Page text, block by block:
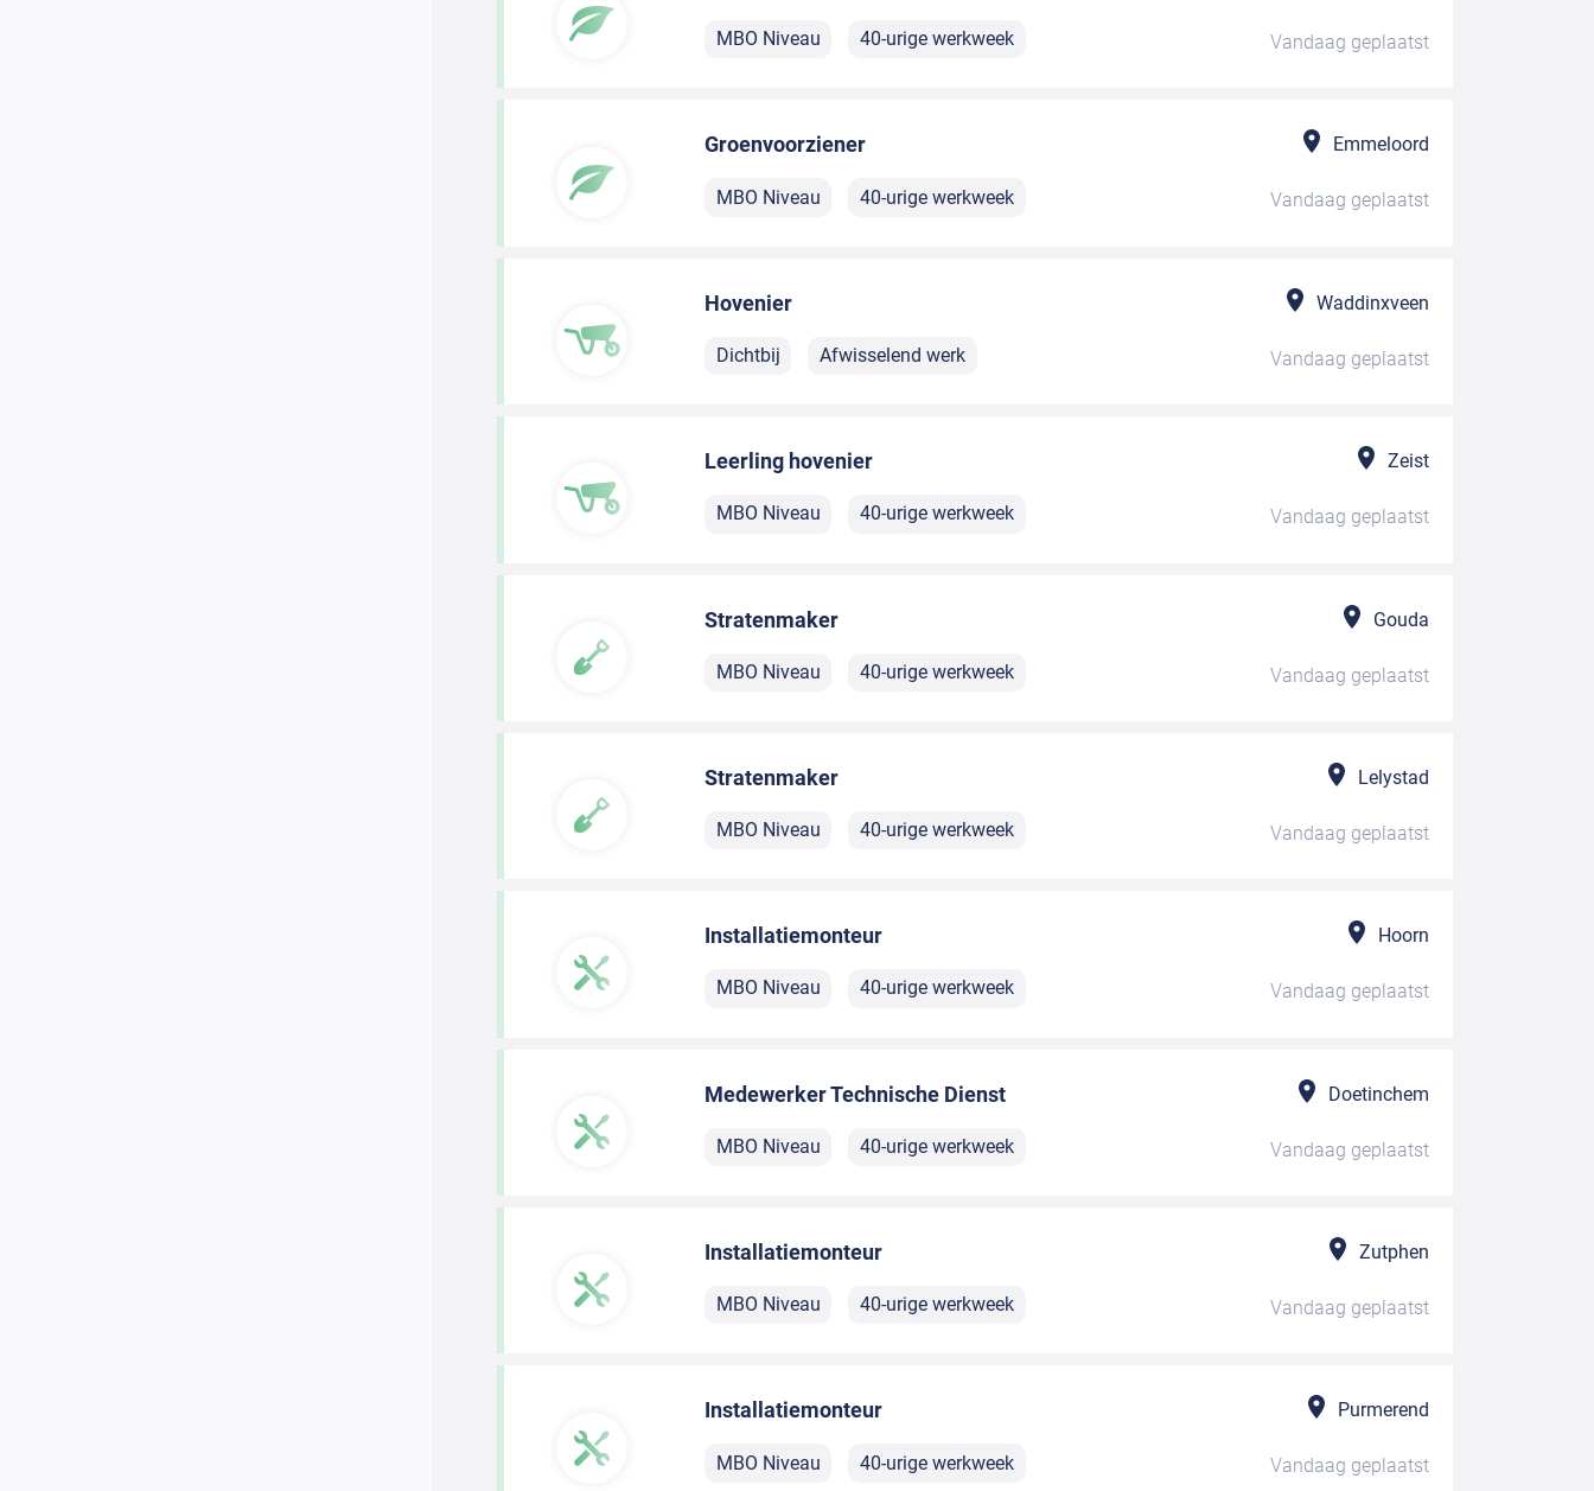
MBO Niveau 40-urige werkweek Vandaag geplaatst
Groenvoorziener Emmeloord
MBO Niveau 40-urige werkweek Vandaag geplaatst
Hovenier Waddinxveen
Dichtbij Afwisselend werk Vandaag geplaatst
Leerling hovenier Zeist
MBO Niveau 40-urige werkweek Vandaag geplaatst
Stratenmaker Gouda
MBO Niveau 40-urige werkweek Vandaag geplaatst
Stratenmaker Lelystad
MBO Niveau 40-urige werkweek Vandaag geplaatst
Installatiemonteur Hoorn
MBO Niveau 40-urige werkweek Vandaag geplaatst
Medewerker Technische Dienst Doetinchem
MBO Niveau 40-urige werkweek Vandaag geplaatst
Installatiemonteur Zutphen
MBO Niveau 40-urige werkweek Vandaag geplaatst
Installatiemonteur Purmerend
MBO Niveau 40-urige werkweek Vandaag geplaatst